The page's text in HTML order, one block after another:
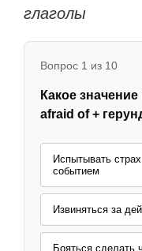
глаголы
Вопрос 1 из 10
Какое
afraid of +
Испытывать
событием
Извиняться за
Бояться сделать